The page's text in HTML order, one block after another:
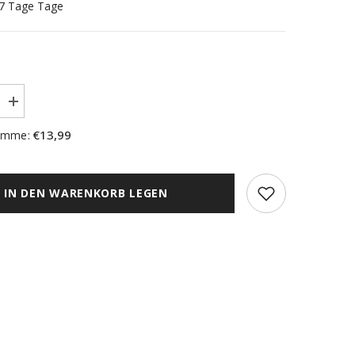
Tage Tage
Menge
erhöhen
für
Scheibengardine
und
HxB
€13,99
IN DEN WARENKORB LEGEN